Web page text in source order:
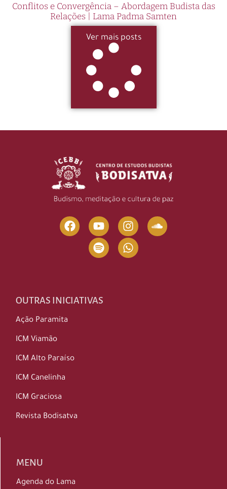
Conflitos e Convergência – Abordagem Budista das
Relações | Lama Padma Samten
Ver mais posts
OUTRAS INICIATIVAS
Ação Paramita
ICM Viamão
ICM Alto Paraíso
ICM Canelinha
ICM Graciosa
Revista Bodisatva
MENU
Agenda do Lama